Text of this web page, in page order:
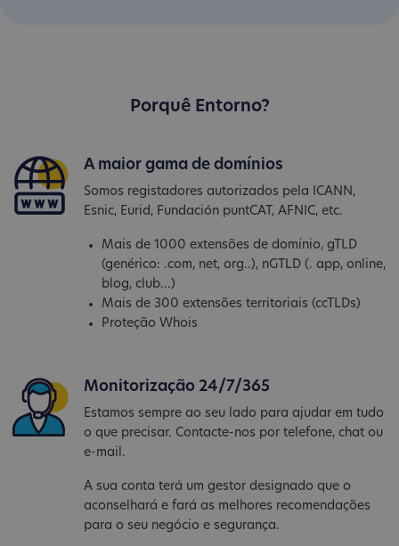
Porquê Entorno?
A maior gama de domínios
Somos registadores autorizados pela ICANN,
Esnic, Eurid, Fundación puntCAT, AFNIC, etc.
Mais de 1000 extensões de domínio, gTLD
(genérico: .com, net, org..), nGTLD (. app, online,
blog, club...)
Mais de 300 extensões territoriais (ccTLDs)
Proteção Whois
Monitorização 24/7/365
Estamos sempre ao seu lado para ajudar em tudo
o que precisar. Contacte-nos por telefone, chat ou
e-mail.
A sua conta terá um gestor designado que o
aconselhará e fará as melhores recomendações
para o seu negócio e segurança.